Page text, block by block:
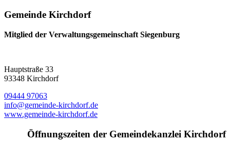
Gemeinde Kirchdorf
Mitglied der Verwaltungsgemeinschaft Siegenburg
Hauptstraße 33
93348 Kirchdorf
09444 97063
info@gemeinde-kirchdorf.de
www.gemeinde-kirchdorf.de
Öffnungszeiten der Gemeindekanzlei Kirchdorf